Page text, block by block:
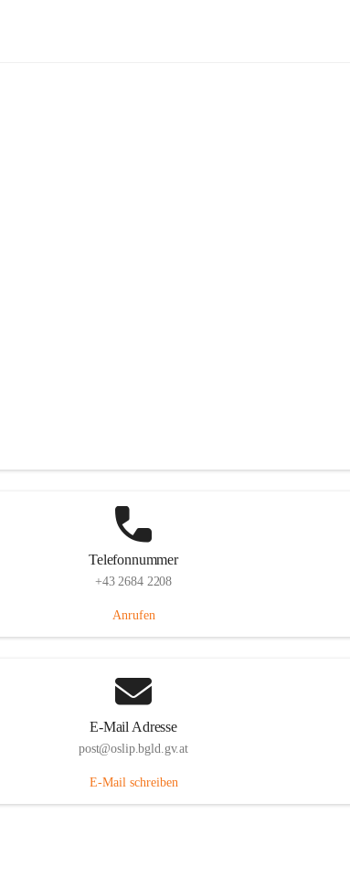
Telefonnummer
+43 2684 2208
Anrufen
E-Mail Adresse
post@oslip.bgld.gv.at
E-Mail schreiben